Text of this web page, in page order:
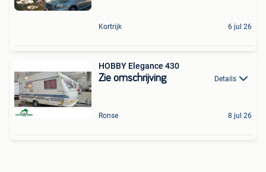
Kortrijk 6 jul 26
HOBBY Elegance 430
Zie omschrijving Details
Ronse 8 jul 26